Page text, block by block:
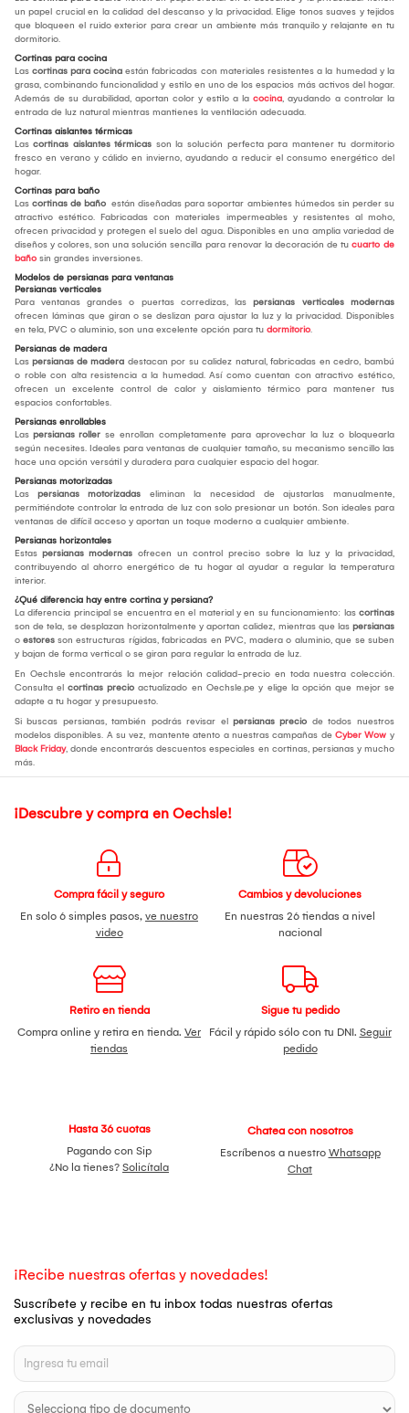
un papel crucial en la calidad del descanso y la privacidad. Elige tonos suaves y tejidos
que bloqueen el ruido exterior para crear un ambiente más tranquilo y relajante en tu
dormitorio.
Cortinas para cocina
Las cortinas para cocina están fabricadas con materiales resistentes a la humedad y la
grasa, combinando funcionalidad y estilo en uno de los espacios más activos del hogar.
Además de su durabilidad, aportan color y estilo a la cocina, ayudando a controlar la
entrada de luz natural mientras mantienes la ventilación adecuada.
Cortinas aislantes térmicas
Las cortinas aislantes térmicas son la solución perfecta para mantener tu dormitorio
fresco en verano y cálido en invierno, ayudando a reducir el consumo energético del
hogar.
Cortinas para baño
Las cortinas de baño están diseñadas para soportar ambientes húmedos sin perder su
atractivo estético. Fabricadas con materiales impermeables y resistentes al moho,
ofrecen privacidad y protegen el suelo del agua. Disponibles en una amplia variedad de
diseños y colores, son una solución sencilla para renovar la decoración de tu cuarto de
baño sin grandes inversiones.
Modelos de persianas para ventanas
Persianas verticales
Para ventanas grandes o puertas corredizas, las persianas verticales modernas
ofrecen láminas que giran o se deslizan para ajustar la luz y la privacidad. Disponibles
en tela, PVC o aluminio, son una excelente opción para tu dormitorio.
Persianas de madera
Las persianas de madera destacan por su calidez natural, fabricadas en cedro, bambú
o roble con alta resistencia a la humedad. Así como cuentan con atractivo estético,
ofrecen un excelente control de calor y aislamiento térmico para mantener tus
espacios confortables.
Persianas enrollables
Las persianas roller se enrollan completamente para aprovechar la luz o bloquearla
según necesites. Ideales para ventanas de cualquier tamaño, su mecanismo sencillo las
hace una opción versátil y duradera para cualquier espacio del hogar.
Persianas motorizadas
Las persianas motorizadas eliminan la necesidad de ajustarlas manualmente,
permitiéndote controlar la entrada de luz con solo presionar un botón. Son ideales para
ventanas de difícil acceso y aportan un toque moderno a cualquier ambiente.
Persianas horizontales
Estas persianas modernas ofrecen un control preciso sobre la luz y la privacidad,
contribuyendo al ahorro energético de tu hogar al ayudar a regular la temperatura
interior.
¿Qué diferencia hay entre cortina y persiana?
La diferencia principal se encuentra en el material y en su funcionamiento: las cortinas
son de tela, se desplazan horizontalmente y aportan calidez, mientras que las persianas
o estores son estructuras rígidas, fabricadas en PVC, madera o aluminio, que se suben
y bajan de forma vertical o se giran para regular la entrada de luz.
En Oechsle encontrarás la mejor relación calidad-precio en toda nuestra colección.
Consulta el cortinas precio actualizado en Oechsle.pe y elige la opción que mejor se
adapte a tu hogar y presupuesto.
Si buscas persianas, también podrás revisar el persianas precio de todos nuestros
modelos disponibles. A su vez, mantente atento a nuestras campañas de Cyber Wow y
Black Friday, donde encontrarás descuentos especiales en cortinas, persianas y mucho
más.
¡Descubre y compra en Oechsle!
Compra fácil y seguro
En solo 6 simples pasos, ve nuestro
video
Cambios y devoluciones
En nuestras 26 tiendas a nivel
nacional
Retiro en tienda
Compra online y retira en tienda. Ver
tiendas
Sigue tu pedido
Fácil y rápido sólo con tu DNI. Seguir
pedido
Hasta 36 cuotas
Pagando con Sip
¿No la tienes? Solicítala
Chatea con nosotros
Escríbenos a nuestro Whatsapp
Chat
¡Recibe nuestras ofertas y novedades!
Suscríbete y recibe en tu inbox todas nuestras ofertas
exclusivas y novedades